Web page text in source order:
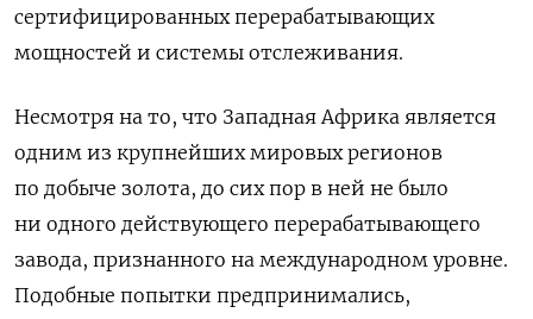
сертифицированных перерабатывающих
мощностей и системы отслеживания.
Несмотря на то, что Западная Африка является
одним из крупнейших мировых регионов
по добыче золота, до сих пор в ней не было
ни одного действующего перерабатывающего
завода, признанного на международном уровне.
Подобные попытки предпринимались,